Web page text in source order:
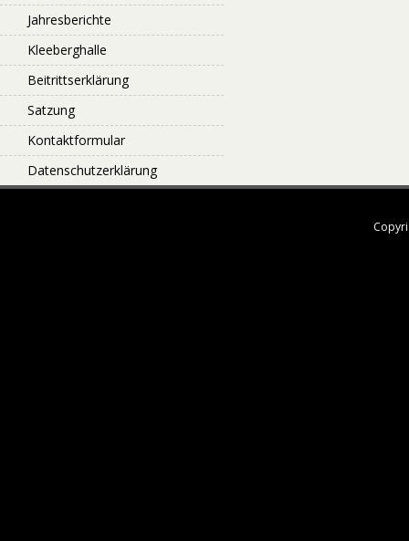
Jahresberichte
Kleeberghalle
Beitrittserklärung
Satzung
Kontaktformular
Datenschutzerklärung